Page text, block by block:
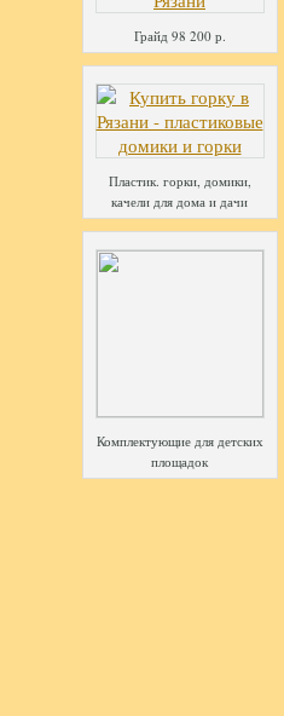
Грайд 98 200 р.
Пластик. горки, домики,
качели для дома и дачи
Комплектующие для детских
площадок